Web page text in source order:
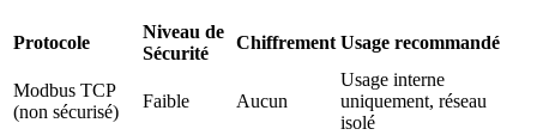
Protocole
Niveau de
Sécurité
Chiffrement Usage recommandé
Modbus TCP
(non sécurisé)
Faible Aucun
Usage interne
uniquement, réseau
isolé